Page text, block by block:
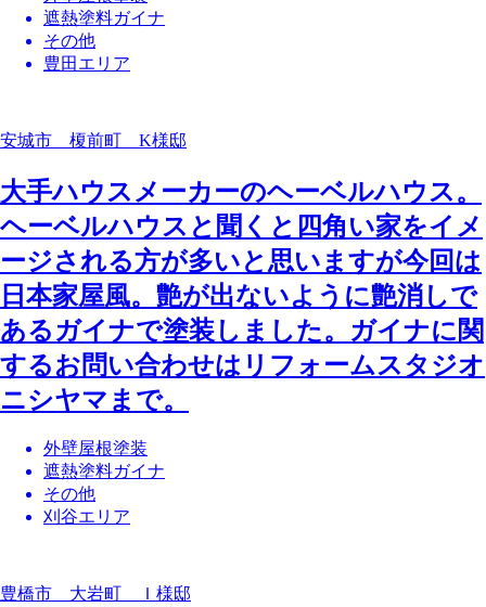
遮熱塗料ガイナ
その他
豊田エリア
安城市 榎前町 K様邸
大手ハウスメーカーのヘーベルハウス。
ヘーベルハウスと聞くと四角い家をイメ
ージされる方が多いと思いますが今回は
日本家屋風。艶が出ないように艶消しで
あるガイナで塗装しました。ガイナに関
するお問い合わせはリフォームスタジオ
ニシヤマまで。
外壁屋根塗装
遮熱塗料ガイナ
その他
刈谷エリア
豊橋市 大岩町 Ｉ様邸